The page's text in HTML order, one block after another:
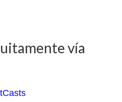
vía